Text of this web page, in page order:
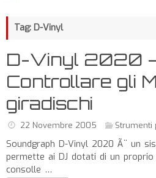
Tag: D-Vinyl
D-Vinyl 2020
Controllare gli
giradischi
22 Novembre 2005 Strumenti
Soundgraph D-Vinyl 2020 Ã¨ un
permette ai DJ dotati di un
consolle …